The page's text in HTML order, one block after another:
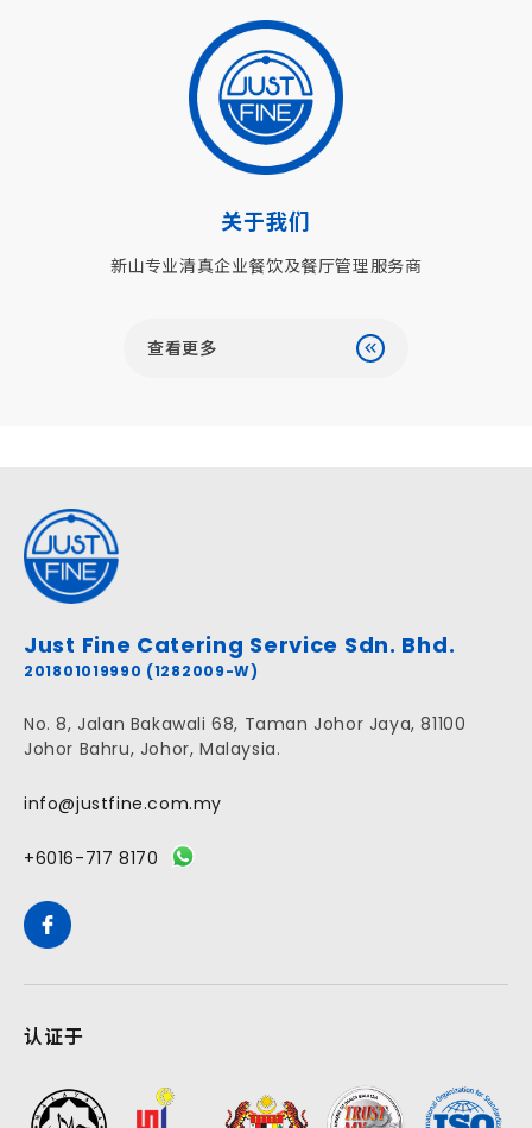
关于我们
新山专业清真企业餐饮及餐厅管理服务商
查看更多
Just Fine Catering Service Sdn. Bhd.
201801019990 (1282009-W)
No. 8, Jalan Bakawali 68, Taman Johor Jaya, 81100
Johor Bahru, Johor, Malaysia.
info@justfine.com.my
+6016-717 8170
认证于